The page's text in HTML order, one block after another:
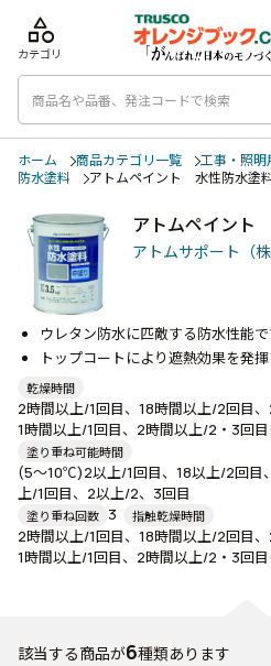
category
カテゴリ
ホーム 商品カテゴリ一覧 工事・照明
防水塗料
アトムペイント 水性防水塗
アトムペイン
アトムサポート（株
ウレタン防水に匹敵する防水性能で
トップコートにより遮熱効果を発揮
乾燥時間
2時間以上/1回目、18時間以上/2回目
1時間以上/1回目、2時間以上/2・3回
塗り重ね可能時間
(5～10℃)2以上/1回目、18以上/2回
上/1回目、2以上/2、3回目
塗り重ね回数 3 指触乾燥時間
2時間以上/1回目、18時間以上/2回目
1時間以上/1回目、2時間以上/2・3回
該当する商品が6種類あります